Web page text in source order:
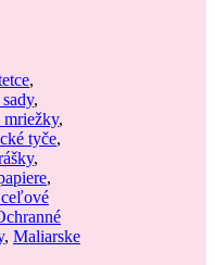
,
,
,
tyče,
,
,
, Maliarske